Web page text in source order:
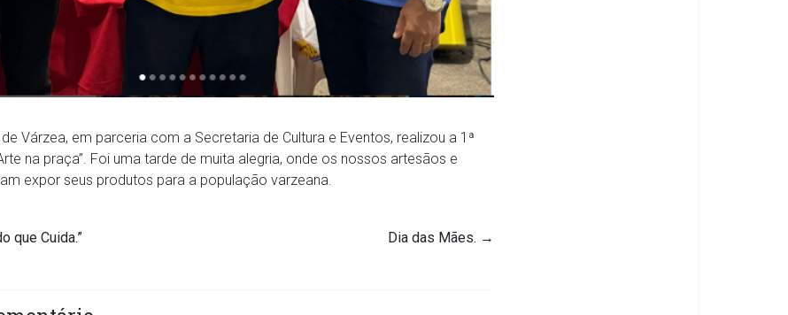
Várzea, em parceria com a Secretaria de Cultura e Eventos, realizou a 1ª
na praça”. Foi uma tarde de muita alegria, onde os nossos artesãos e
expor seus produtos para a população varzeana.
que Cuida.” Dia das Mães. →